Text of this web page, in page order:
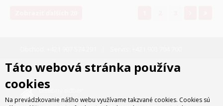
Osobný odber
zadarmo
Táto webová stránka používa
cookies
Na prevádzkovanie nášho webu využívame takzvané cookies. Cookies sú